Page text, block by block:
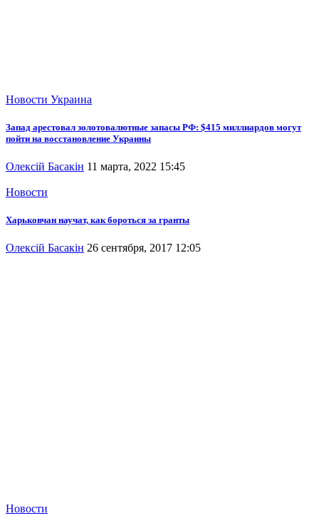
Новости Украина
Запад арестовал золотовалютные запасы РФ: $415 миллиардов могут
пойти на восстановление Украины
Олексій Басакін 11 марта, 2022 15:45
Новости
Харьковчан научат, как бороться за гранты
Олексій Басакін 26 сентября, 2017 12:05
Новости